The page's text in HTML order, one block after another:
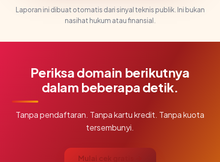
Laporan ini dibuat otomatis dari sinyal teknis publik. Ini bukan
nasihat hukum atau finansial.
Periksa domain berikutnya
dalam beberapa detik.
Tanpa pendaftaran. Tanpa kartu kredit. Tanpa kuota
tersembunyi.
Mulai cek gratis →